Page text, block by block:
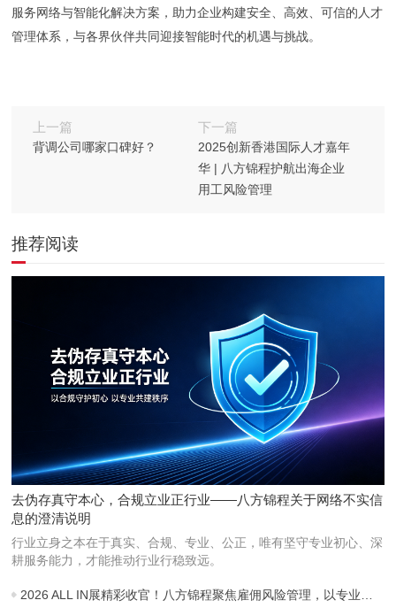
服务网络与智能化解决方案，助力企业构建安全、高效、可信的人才
管理体系，与各界伙伴共同迎接智能时代的机遇与挑战。
上一篇
背调公司哪家口碑好？​
下一篇
2025创新香港国际人才嘉年
华 | 八方锦程护航出海企业
用工风险管理
推荐阅读
去伪存真守本心，合规立业正行业——八方锦程关于网络不实信
息的澄清说明
行业立身之本在于真实、合规、专业、公正，唯有坚守专业初心、深
耕服务能力，才能推动行业行稳致远。
2026 ALL IN展精彩收官！八方锦程聚焦雇佣风险管理，以专业守护职场信任